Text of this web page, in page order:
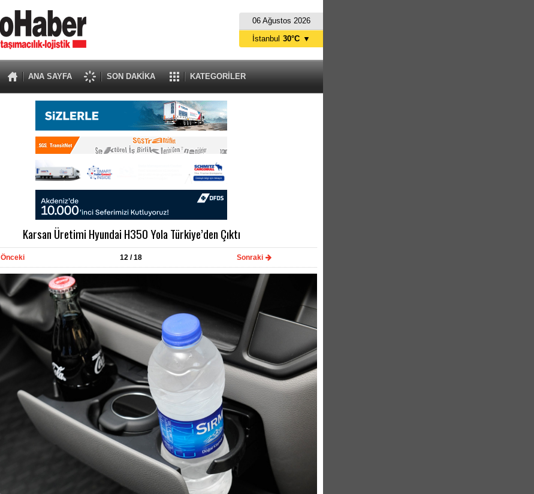
06 Ağustos 2026
ANA SAYFA SON DAKİKA KATEGORİLER
İstanbul 30°C ▼
Karsan Üretimi Hyundai H350 Yola Türkiye’den Çıktı
Önceki 12 / 18 Sonraki